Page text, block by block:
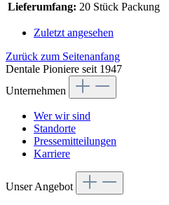
Lieferumfang: 20 Stück Packung
Zuletzt angesehen
Zurück zum Seitenanfang
Dentale Pioniere seit 1947
Unternehmen
Wer wir sind
Standorte
Pressemitteilungen
Karriere
Unser Angebot